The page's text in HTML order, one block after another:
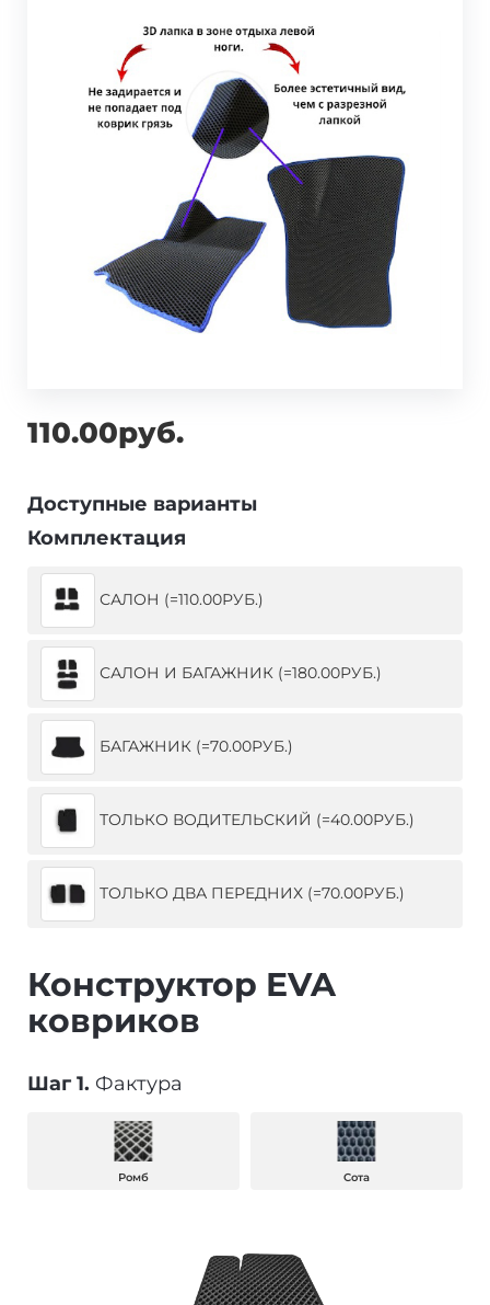
110.00руб.
Доступные варианты
Комплектация
САЛОН (=110.00РУБ.)
САЛОН И БАГАЖНИК (=180.00РУБ.)
БАГАЖНИК (=70.00РУБ.)
ТОЛЬКО ВОДИТЕЛЬСКИЙ (=40.00РУБ.)
ТОЛЬКО ДВА ПЕРЕДНИХ (=70.00РУБ.)
Конструктор EVA
ковриков
Шаг 1. Фактура
Ромб Сота